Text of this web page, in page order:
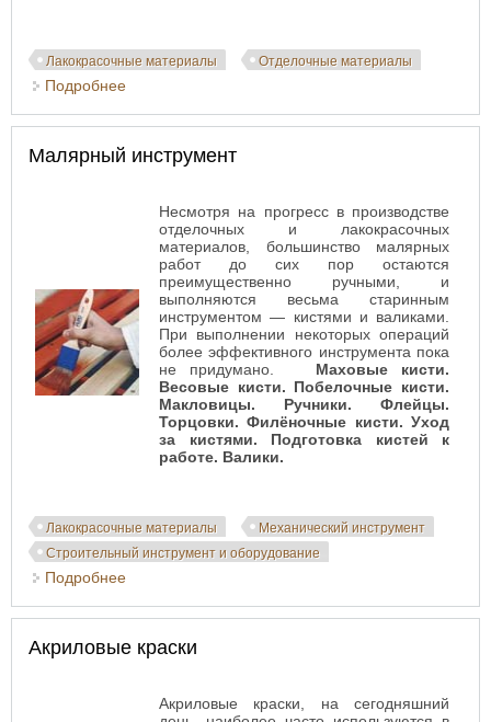
Лакокрасочные материалы Отделочные материалы
Подробнее
Малярный инструмент
Несмотря на прогресс в производстве
отделочных и лакокрасочных
материалов, большинство малярных
работ до сих пор остаются
преимущественно ручными, и
выполняются весьма старинным
инструментом — кистями и валиками.
При выполнении некоторых операций
более эффективного инструмента пока
не придумано. Маховые кисти.
Весовые кисти. Побелочные кисти.
Макловицы. Ручники. Флейцы.
Торцовки. Филёночные кисти. Уход
за кистями. Подготовка кистей к
работе. Валики.
Лакокрасочные материалы
Механический инструмент
Строительный инструмент и оборудование
Подробнее
Акриловые краски
Акриловые краски, на сегодняшний